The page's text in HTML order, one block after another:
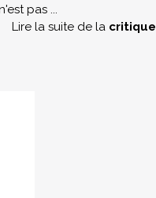
pas ...
Lire la suite de la critique